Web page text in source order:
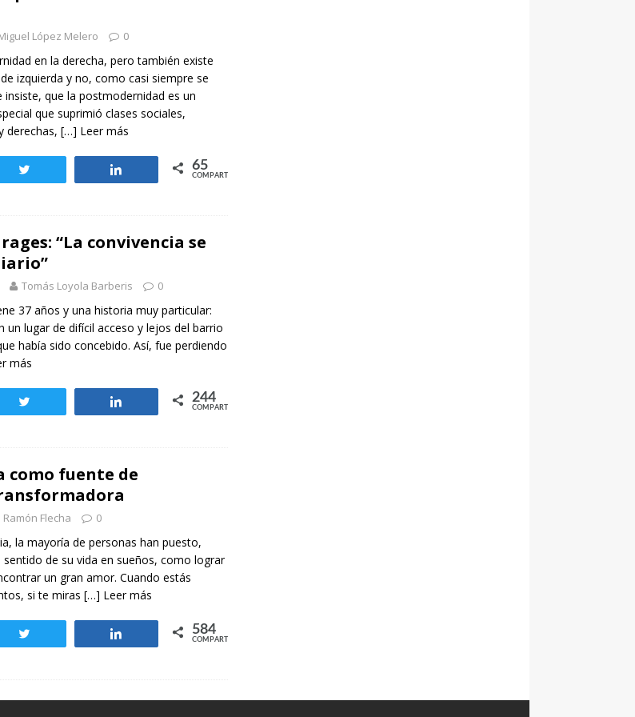
Tertulias entre familiares en la Escuela
López Melero 0
en la derecha, pero también existe
izquierda y no, como casi siempre se
insiste, que la postmodernidad es un
que suprimió clases sociales,
derechas, […] Leer más
Compartir 65
COMPARTIR
“La convivencia se
Tomás Loyola Barberis 0
37 años y una historia muy particular:
un lugar de difícil acceso y lejos del barrio
había sido concebido. Así, fue perdiendo
más
Compartir 244
COMPARTIR
como fuente de
Ramón Flecha 0
la mayoría de personas han puesto,
de su vida en sueños, como lograr
un gran amor. Cuando estás
si te miras […] Leer más
Compartir 584
COMPARTIR